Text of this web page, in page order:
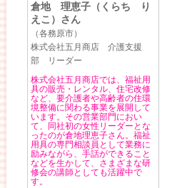
倉地 理恵子（くらち り
えこ）さん
（各務原市）
株式会社五月商店 介護支援
部 リーダー
株式会社五月商店では、福祉用
具の販売・レンタル、住宅改修
など、要介護者や高齢者の住環
境整備に関わる事業を展開して
います。その営業部門におい
て、同社初の女性リーダーとな
ったのが倉地理恵子さん。福祉
用具の専門相談員として業務に
励みながら、手話ができること
などを生かして、さまざまな研
修会の講師としても活躍中で
す。